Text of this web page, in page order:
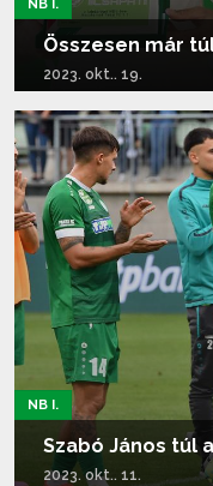
NB I.
Összesen már
2023. okt.. 19.
NB I.
Szabó János túl
2023. okt.. 11.